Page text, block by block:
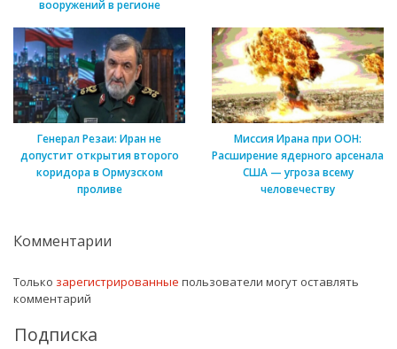
вооружений в регионе
Генерал Резаи: Иран не
допустит открытия второго
коридора в Ормузском
проливе
Миссия Ирана при ООН:
Расширение ядерного арсенала
США — угроза всему
человечеству
Комментарии
Только зарегистрированные пользователи могут оставлять
комментарий
Подписка